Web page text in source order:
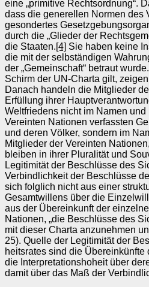
eine „primitive Rechtsord­nung“.
dass die generellen Normen des
gesondertes
durch die „Glieder der
die Staaten.[4] Sie haben keine
die mit der selbständigen
der „Gemeinschaft“ betraut
Schirm der UN-Charta gilt,
Danach handeln die Mit­glie­der
Erfüllung ihrer
Weltfriedens nicht im Namen
Ver­einten Nationen verfassten
und deren Völ­ker, son­dern im
Mitglieder der Vereinten
bleiben in ihrer Pluralität und
Legitimi­tät der Beschlüsse des
Verbindlichkeit der Beschlüsse
sich folglich nicht aus einer
Gesamtwillens über die
aus der Über­einkunft der
Nationen, „die Be­schlüs­­se des
mit dieser Charta anzunehmen
25). Quelle der Legitimität der
heitsrates sind die Übereinkünfte
die Interpretationshoheit über
damit über das Maß der